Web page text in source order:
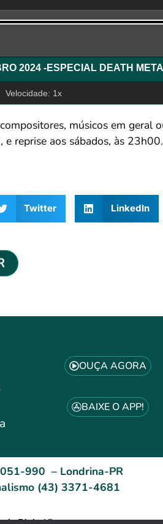
SALA DOS GUITARRISTAS 08 E 09 NOVEMBRO 2024 -ESPECIAL
Velocidade: 1x
músicos em geral
reprise aos sábados, às 23h00.
Twitter LinkedIn
OUÇA AGORA
BAIXE O APP!
990 – Londrina-PR
(43) 3371-4681